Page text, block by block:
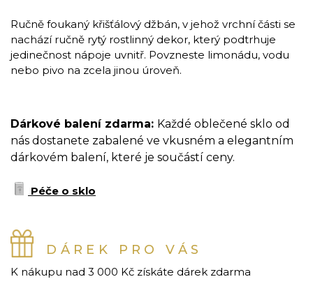
Ručně foukaný křišťálový džbán, v jehož vrchní části se
nachází ručně rytý rostlinný dekor, který podtrhuje
jedinečnost nápoje uvnitř. Povzneste limonádu, vodu
nebo pivo na zcela jinou úroveň.
Dárkové balení zdarma: Každé oblečené sklo od
nás dostanete zabalené ve vkusném a elegantním
dárkovém balení, které je součástí ceny.
Péče o sklo
DÁREK PRO VÁS
K nákupu nad 3 000 Kč získáte dárek zdarma